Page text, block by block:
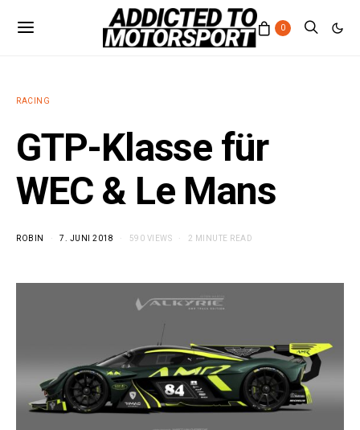
0
RACING
GTP-Klasse für
WEC & Le Mans
ROBIN 7. JUNI 2018 590 VIEWS 2 MINUTE READ